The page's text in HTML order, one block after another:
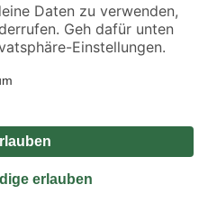
Die dargestellten Angebote sind unter
angegebenen Verfügbarkeiten beziehen
für Artikel mit Speditionsversand, hier
Vertrag widerrufen